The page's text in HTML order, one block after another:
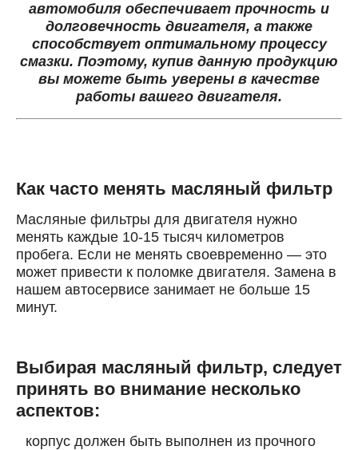
автомобиля обеспечивает прочность и
долговечность двигателя, а также
способствует оптимальному процессу
смазки. Поэтому, купив данную продукцию
вы можете быть уверены в качестве
работы вашего двигателя.
Как часто менять масляный фильтр
Масляные фильтры для двигателя нужно
менять каждые 10-15 тысяч километров
пробега. Если не менять своевременно — это
может привести к поломке двигателя. Замена в
нашем автосервисе занимает не больше 15
минут.
Выбирая масляный фильтр, следует
принять во внимание несколько
аспектов:
корпус должен быть выполнен из прочного